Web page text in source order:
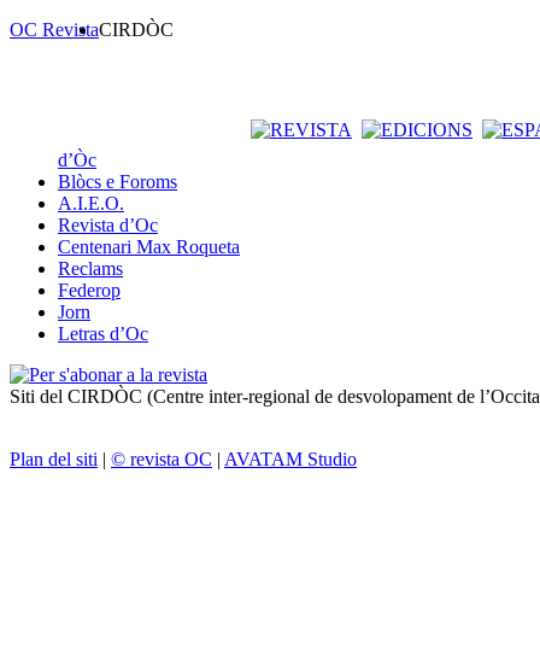
OC RevistaCIRDÒC
d’Òc
Blòcs e Foroms
A.I.E.O.
Revista d’Oc
Centenari Max Roqueta
Reclams
Federop
Jorn
Letras d’Oc
Siti del CIRDÒC (Centre inter-regional de desvolopament de
Plan del siti | © revista OC | AVATAM Studio